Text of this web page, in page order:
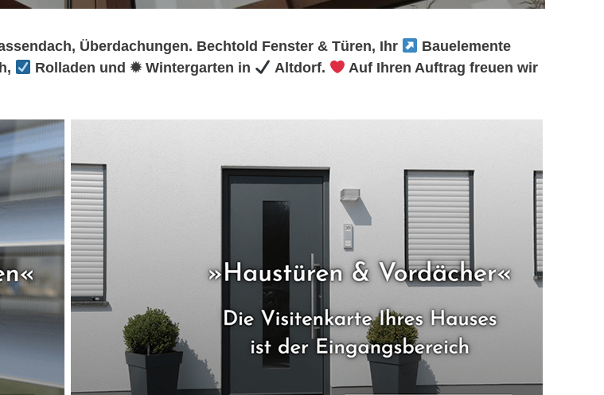
Überdachungen. Bechtold Fenster & Türen, Ihr
Bauelemente
Rolladen und ✹ Wintergarten in Altdorf.
Auf Ihren Auftrag freuen wir